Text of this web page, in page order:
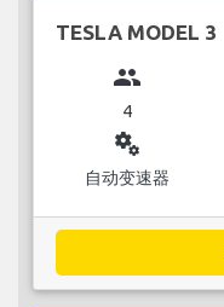
TESLA MODEL 3
group
4
miscellaneous_services
自动变速器